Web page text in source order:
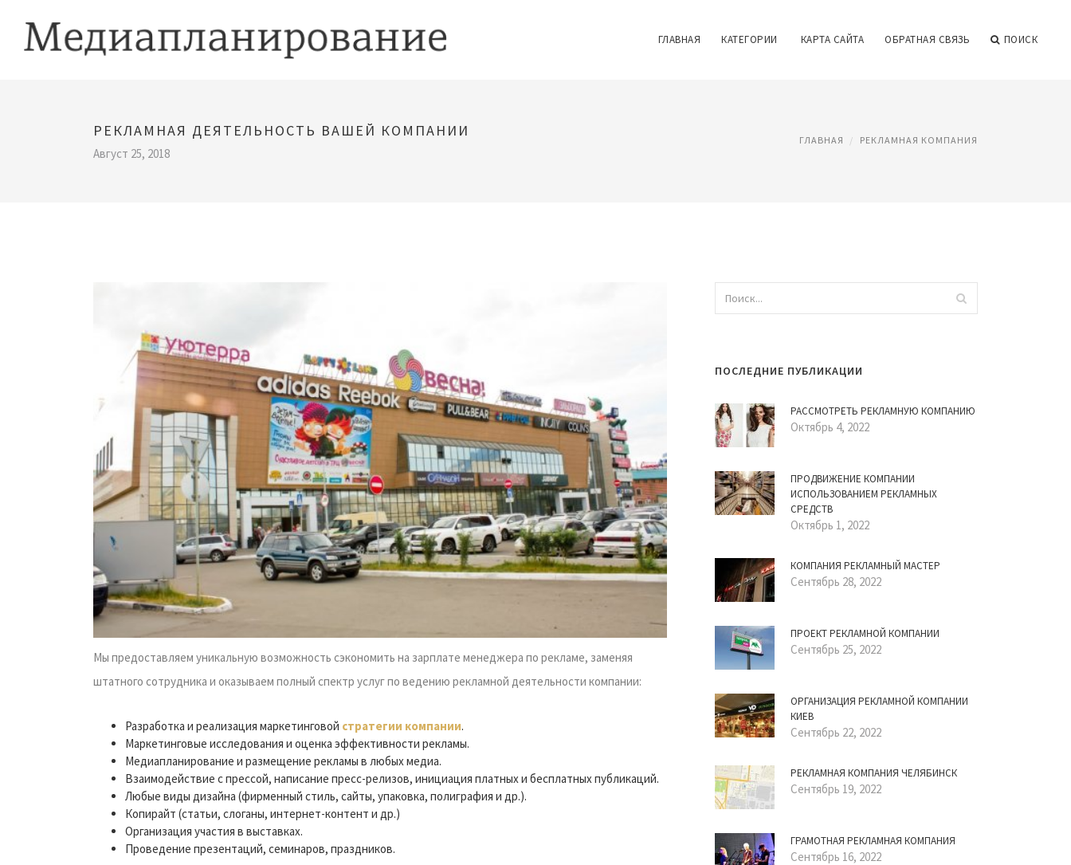
ГЛАВНАЯ КАТЕГОРИИ КАРТА САЙТА ОБРАТНАЯ СВЯЗЬ ПОИСК
РЕКЛАМНАЯ ДЕЯТЕЛЬНОСТЬ ВАШЕЙ КОМПАНИИ
Август 25, 2018
ГЛАВНАЯ РЕКЛАМНАЯ КОМПАНИЯ
Мы предоставляем уникальную возможность сэкономить на зарплате менеджера по рекламе, заменяя
штатного сотрудника и оказываем полный спектр услуг по ведению рекламной деятельности компании:
Разработка и реализация маркетинговой стратегии компании.
Маркетинговые исследования и оценка эффективности рекламы.
Медиапланирование и размещение рекламы в любых медиа.
Взаимодействие с прессой, написание пресс-релизов, инициация платных и бесплатных публикаций.
Любые виды дизайна (фирменный стиль, сайты, упаковка, полиграфия и др.).
Копирайт (статьи, слоганы, интернет-контент и др.)
Организация участия в выставках.
Проведение презентаций, семинаров, праздников.
ПОСЛЕДНИЕ ПУБЛИКАЦИИ
РАССМОТРЕТЬ РЕКЛАМНУЮ КОМПАНИЮ
Октябрь 4, 2022
ПРОДВИЖЕНИЕ КОМПАНИИ
ИСПОЛЬЗОВАНИЕМ РЕКЛАМНЫХ
СРЕДСТВ
Октябрь 1, 2022
КОМПАНИЯ РЕКЛАМНЫЙ МАСТЕР
Сентябрь 28, 2022
ПРОЕКТ РЕКЛАМНОЙ КОМПАНИИ
Сентябрь 25, 2022
ОРГАНИЗАЦИЯ РЕКЛАМНОЙ КОМПАНИИ
КИЕВ
Сентябрь 22, 2022
РЕКЛАМНАЯ КОМПАНИЯ ЧЕЛЯБИНСК
Сентябрь 19, 2022
ГРАМОТНАЯ РЕКЛАМНАЯ КОМПАНИЯ
Сентябрь 16, 2022